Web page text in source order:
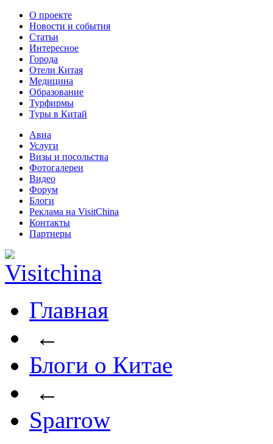
О проекте
Новости и события
Статьи
Интересное
Города
Отели Китая
Медицина
Образование
Турфирмы
Туры в Китай
Авиа
Услуги
Визы и посольства
Фотогалереи
Видео
Форум
Блоги
Реклама на VisitChina
Контакты
Партнеры
Главная
←
Блоги о Китае
←
Sparrow